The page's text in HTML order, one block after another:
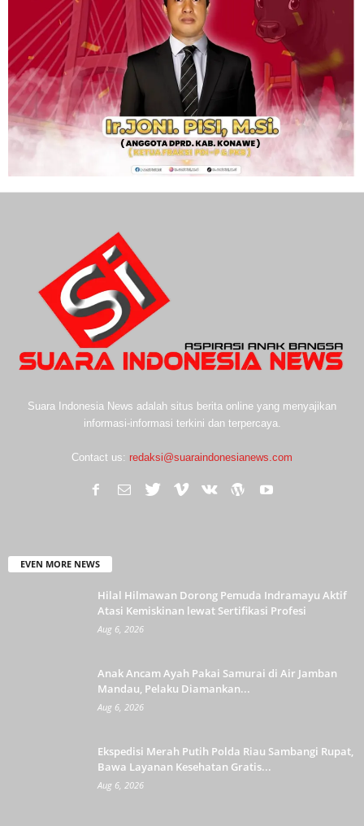
Suara Indonesia News adalah situs berita online yang menyajikan
informasi-informasi terkini dan terpercaya.
Contact us: redaksi@suaraindonesianews.com
EVEN MORE NEWS
Hilal Hilmawan Dorong Pemuda Indramayu Aktif
Atasi Kemiskinan lewat Sertifikasi Profesi
Aug 6, 2026
Anak Ancam Ayah Pakai Samurai di Air Jamban
Mandau, Pelaku Diamankan...
Aug 6, 2026
Ekspedisi Merah Putih Polda Riau Sambangi Rupat,
Bawa Layanan Kesehatan Gratis...
Aug 6, 2026